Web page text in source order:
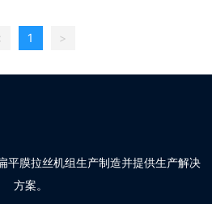
1 >
平膜拉丝机组生产制造并提供生产解决
方案。